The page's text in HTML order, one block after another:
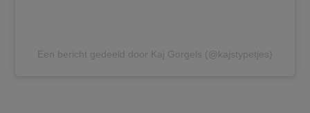
Een bericht gedeeld door Kaj Gorgels (@kajstypetjes)